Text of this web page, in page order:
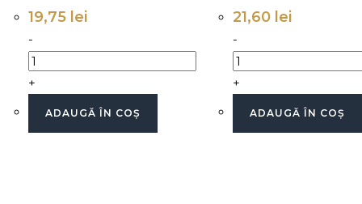
d
n
19,75 lei
-
+
ADAUGĂ ÎN COȘ
d
n
21,60 lei
-
+
ADAUGĂ ÎN COȘ